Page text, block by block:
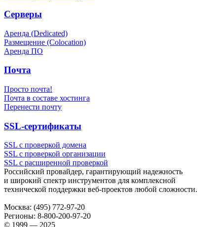
Серверы
Аренда (Dedicated)
Размещение (Colocation)
Аренда ПО
Почта
Просто почта!
Почта в составе хостинга
Перенести почту
SSL-сертификаты
SSL с проверкой домена
SSL с проверкой организации
SSL с расширенной проверкой
Российский провайдер, гарантирующий надежность
и широкий спектр инструментов для комплексной
технической поддержки веб-проектов любой сложности.
Москва: (495) 772-97-20
Регионы: 8-800-200-97-20
© 1999 — 2025